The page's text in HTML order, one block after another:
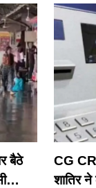
बैठे
CG
शातिर